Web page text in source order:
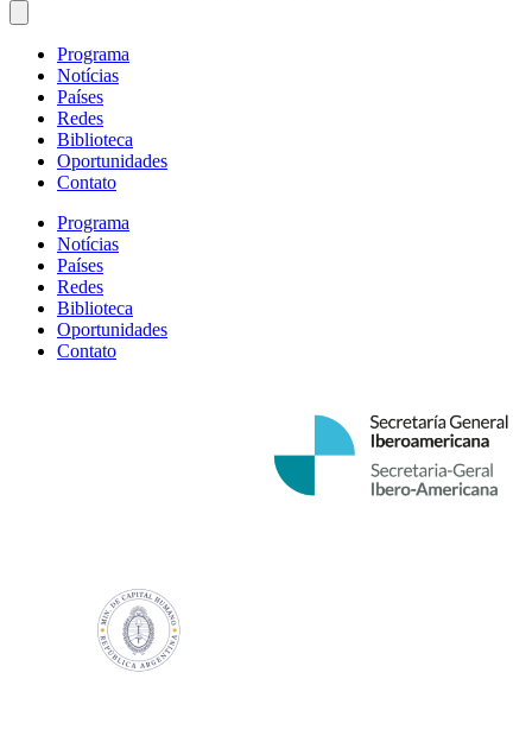
Programa
Notícias
Países
Redes
Biblioteca
Oportunidades
Contato
Programa
Notícias
Países
Redes
Biblioteca
Oportunidades
Contato